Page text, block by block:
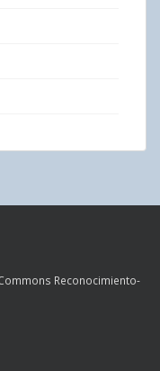
Reconocimiento-